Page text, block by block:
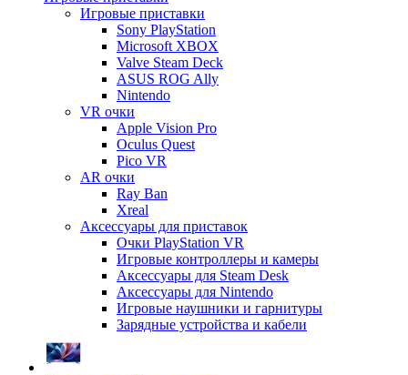
Игровые приставки
Sony PlayStation
Microsoft XBOX
Valve Steam Deck
ASUS ROG Ally
Nintendo
VR очки
Apple Vision Pro
Oculus Quest
Pico VR
AR очки
Ray Ban
Xreal
Аксессуары для приставок
Очки PlayStation VR
Игровые контроллеры и камеры
Аксессуары для Steam Desk
Аксессуары для Nintendo
Игровые наушники и гарнитуры
Зарядные устройства и кабели